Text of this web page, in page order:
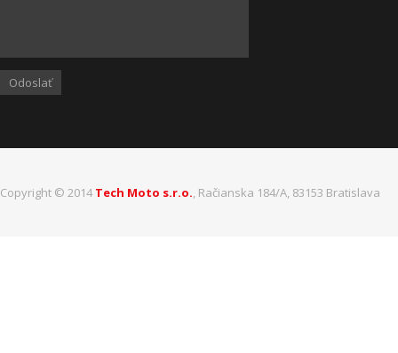
Odoslať
Copyright © 2014Tech Moto s.r.o., Račianska 184/A, 83153 Bratislava